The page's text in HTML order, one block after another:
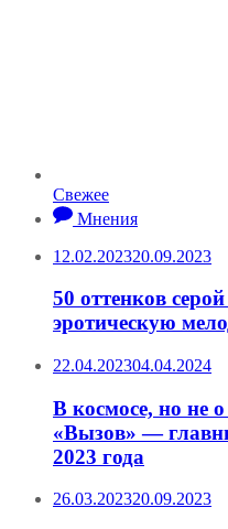
Свежее
Мнения
12.02.202320.09.2023
50 оттенков
эротическую
22.04.202304.04.2024
В космосе, но не
«Вызов» —
2023 года
26.03.202320.09.2023